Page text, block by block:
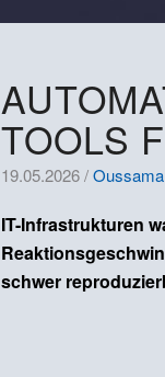
TOOLS
19.05.2026 /
IT-Infrastrukturen
schwer